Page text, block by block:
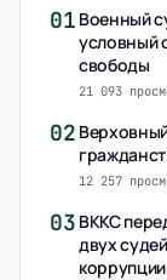
01 Военный
условный
свободы
21 093
02
12 257
03 ВККС
двух
коррупции